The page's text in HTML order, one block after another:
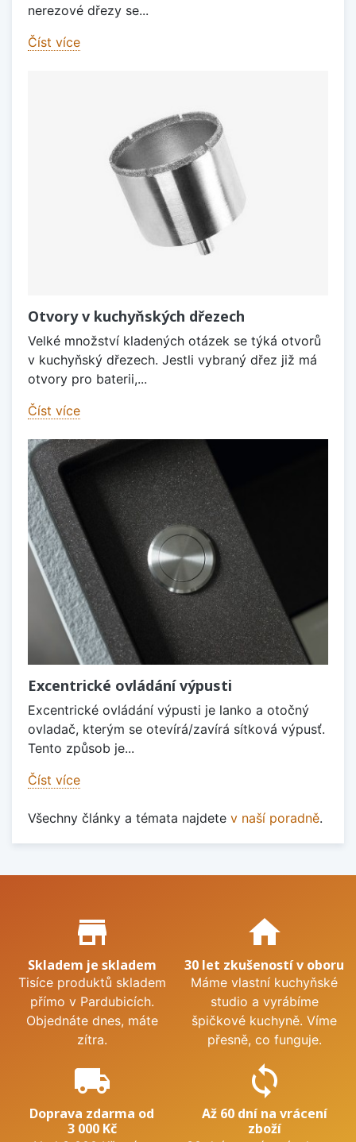
nerezové dřezy se...
Číst více
Otvory v kuchyňských dřezech
Velké množství kladených otázek se týká otvorů
v kuchyňský dřezech. Jestli vybraný dřez již má
otvory pro baterii,...
Číst více
Excentrické ovládání výpusti
Excentrické ovládání výpusti je lanko a otočný
ovladač, kterým se otevírá/zavírá sítková výpusť.
Tento způsob je...
Číst více
Všechny články a témata najdete v naší poradně.
Proč nakupovat u nás?
store_mall_directory
Skladem je skladem
Tisíce produktů skladem
přímo v Pardubicích.
Objednáte dnes, máte
zítra.
home
30 let zkušeností v oboru
Máme vlastní kuchyňské
studio a vyrábíme
špičkové kuchyně. Víme
přesně, co funguje.
local_shipping
Doprava zdarma od
3 000 Kč
sync
Až 60 dní na vrácení
zboží